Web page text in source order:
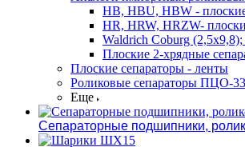
HB, HBU, HBW -
HR, HRW, HRZW-
Waldrich Coburg
Плоские 2-хрядные
Плоские сепараторы - ленты
Роликовые сепараторы ПЦО-
Еще
Сепараторные подшипники,